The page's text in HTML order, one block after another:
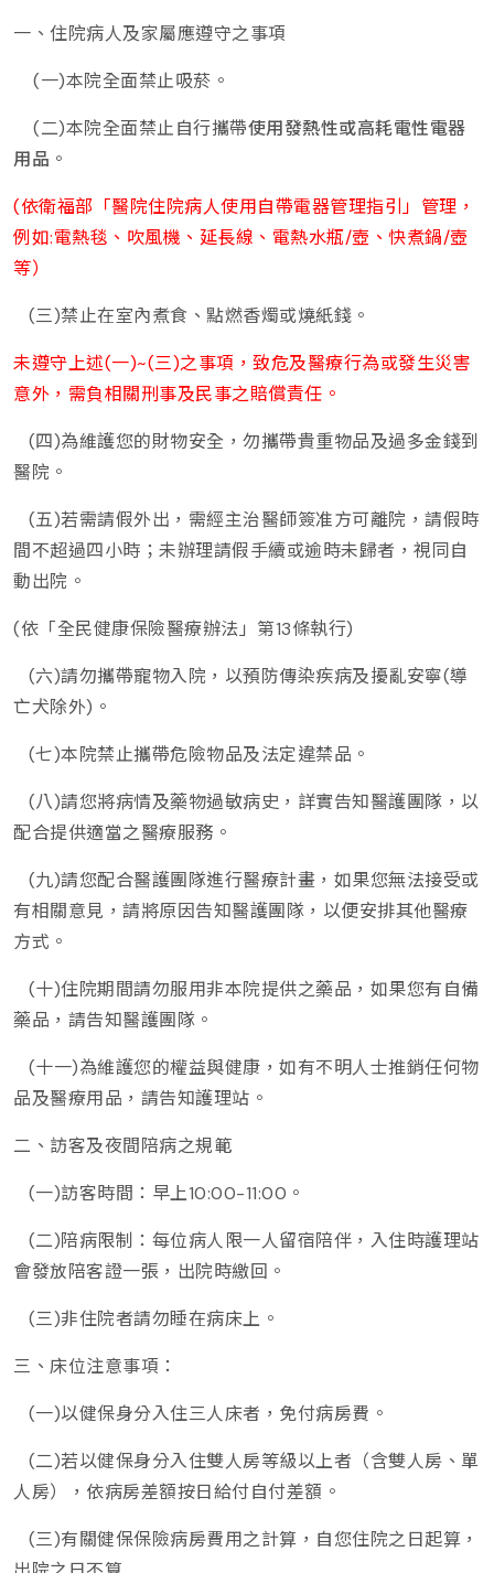
一、住院病人及家屬應遵守之事項
(一)本院全面禁止吸菸。
(二)本院全面禁止自行攜帶使用發熱性或高耗電性電器
用品 。
(依衛福部「醫院住院病人使用自帶電器管理指引」管理，
例如:電熱毯、吹風機、延長線、電熱水瓶/壺、快煮鍋/壺
等）
(三)禁止在室內煮食、點燃香燭或燒紙錢。
未遵守上述(一)~(三)之事項，致危及醫療行為或發生災害
意外，需負相關刑事及民事之賠償責任。
(四)為維護您的財物安全，勿攜帶貴重物品及過多金錢到
醫院。
(五)若需請假外出，需經主治醫師簽准方可離院，請假時
間不超過四小時；未辦理請假手續或逾時未歸者，視同自
動出院。
(依「全民健康保險醫療辦法」第13條執行)
(六)請勿攜帶寵物入院，以預防傳染疾病及擾亂安寧(導
亡犬除外)。
(七)本院禁止攜帶危險物品及法定違禁品。
(八)請您將病情及藥物過敏病史，詳實告知醫護團隊，以
配合提供適當之醫療服務。
(九)請您配合醫護團隊進行醫療計畫，如果您無法接受或
有相關意見，請將原因告知醫護團隊，以便安排其他醫療
方式。
(十)住院期間請勿服用非本院提供之藥品，如果您有自備
藥品，請告知醫護團隊。
(十一)為維護您的權益與健康，如有不明人士推銷任何物
品及醫療用品，請告知護理站。
二、訪客及夜間陪病之規範
(一)訪客時間：早上10:00-11:00。
(二)陪病限制：每位病人限一人留宿陪伴，入住時護理站
會發放陪客證一張，出院時繳回。
(三)非住院者請勿睡在病床上。
三、床位注意事項：
(一)以健保身分入住三人床者，免付病房費。
(二)若以健保身分入住雙人房等級以上者（含雙人房、單
人房），依病房差額按日給付自付差額。
(三)有關健保保險病房費用之計算，自您住院之日起算，